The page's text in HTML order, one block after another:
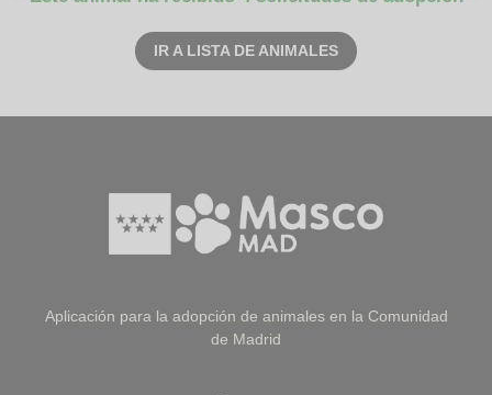
IR A LISTA DE ANIMALES
Aplicación para la adopción de animales en la Comunidad
de Madrid